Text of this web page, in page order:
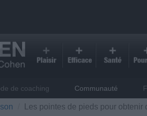
de coaching Communauté
Les pointes de pieds pour